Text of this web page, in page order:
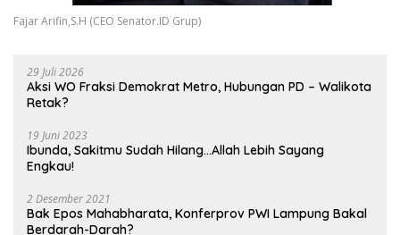
Fajar Arifin,S.H (CEO Senator.ID Grup)
29 Juli 2026
Aksi WO Fraksi Demokrat Metro, Hubungan PD – Walikota
Retak?
19 Juni 2023
Ibunda, Sakitmu Sudah Hilang…Allah Lebih Sayang
Engkau!
2 Desember 2021
Bak Epos Mahabharata, Konferprov PWI Lampung Bakal
Berdarah-Darah?